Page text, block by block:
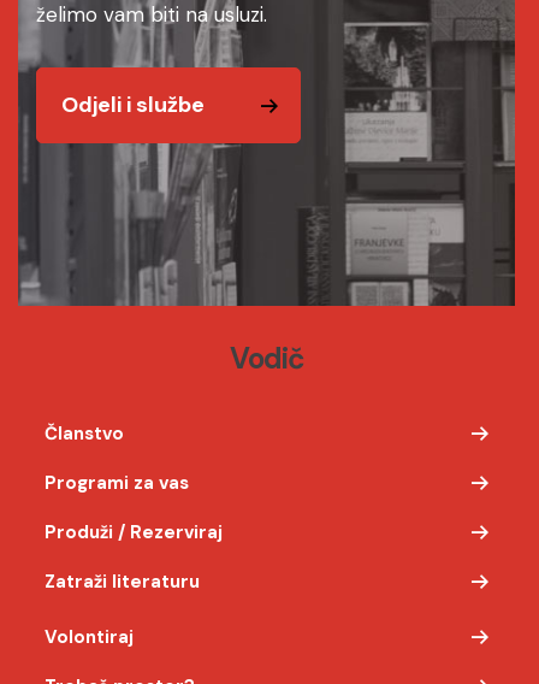
želimo vam biti na usluzi.
Odjeli i službe
Vodič
Članstvo
Programi za vas
Produži / Rezerviraj
Zatraži literaturu
Volontiraj